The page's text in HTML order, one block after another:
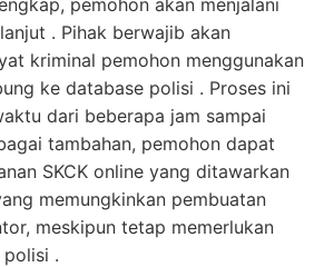
. Pihak berwajib akan
kriminal pemohon menggunakan
ke database polisi . Proses ini
dari beberapa jam sampai
tambahan, pemohon dapat
SKCK online yang ditawarkan
memungkinkan pembuatan
meskipun tetap memerlukan
.